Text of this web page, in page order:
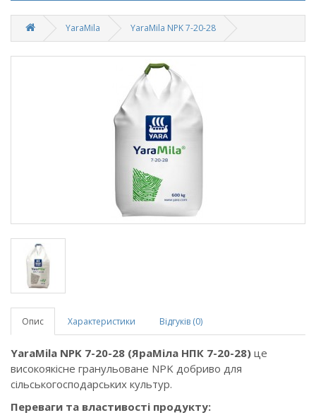
YaraMila YaraMila NPK 7-20-28
Опис Характеристики Відгуків (0)
YaraMila NPK 7-20-28 (ЯраМіла НПК 7-20-28) це
високоякісне гранульоване NPK добриво для
сільськогосподарських культур.
Переваги та властивості продукту: